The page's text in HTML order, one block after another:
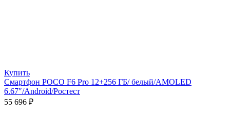
Купить
Смартфон POCO F6 Pro 12+256 ГБ/ белый/AMOLED
6.67″/Android/Ростест
55 696 ₽